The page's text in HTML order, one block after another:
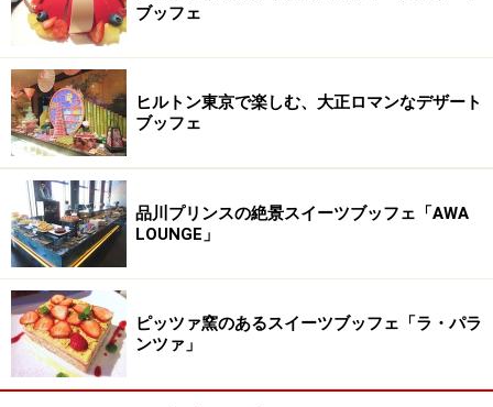
ブッフェ
ヒルトン東京で楽しむ、大正ロマンなデザート
ブッフェ
品川プリンスの絶景スイーツブッフェ「AWA
LOUNGE」
ピッツァ窯のあるスイーツブッフェ「ラ・パラ
ンツァ」